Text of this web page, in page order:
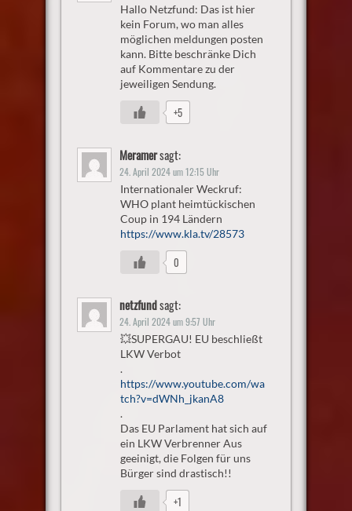
Hallo Netzfund: Das ist hier
kein Forum, wo man alles
möglichen meldungen posten
kann. Bitte beschränke Dich
auf Kommentare zu der
jeweiligen Sendung.
+5
Meramersagt:
24. April 2024 um 12:15 Uhr
Internationaler Weckruf:
WHO plant heimtückischen
Coup in 194 Ländern
https://www.kla.tv/28573
0
netzfundsagt:
24. April 2024 um 9:57 Uhr
💥SUPERGAU! EU beschließt
LKW Verbot
.
https://www.youtube.com/wa
tch?v=dWNh_jkanA8
.
Das EU Parlament hat sich auf
ein LKW Verbrenner Aus
geeinigt, die Folgen für uns
Bürger sind drastisch!!
+1